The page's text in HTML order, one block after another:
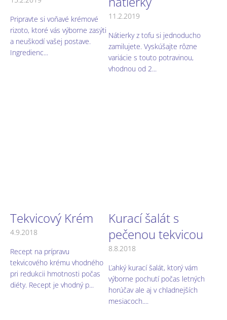
Pripravte si voňavé krémové
rizoto, ktoré vás výborne zasýti
a neuškodí vašej postave.
Ingredienc...
11.2.2019
Nátierky z tofu si jednoducho
zamilujete. Vyskúšajte rôzne
variácie s touto potravinou,
vhodnou od 2...
Tekvicový Krém
4.9.2018
Recept na prípravu
tekvicového krému vhodného
pri redukcii hmotnosti počas
diéty. Recept je vhodný p...
Kurací šalát s
pečenou tekvicou
8.8.2018
Ľahký kurací šalát, ktorý vám
výborne pochutí počas letných
horúčav ale aj v chladnejších
mesiacoch....